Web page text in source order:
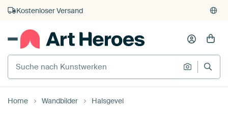
Kostenloser Versand
Kauf auf Rechnung
Home Wandbilder Halsgevel